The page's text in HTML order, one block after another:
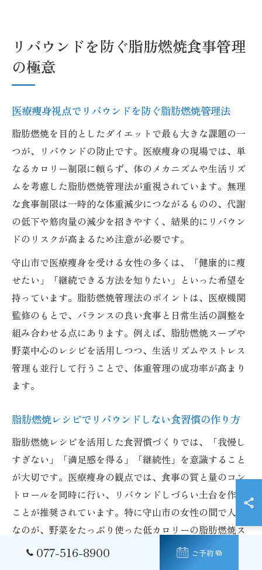
リバウンドを防ぐ脂肪燃焼食事管理
の極意
医療痩身視点でリバウンドを防ぐ脂肪燃焼管理法
脂肪燃焼を目的としたダイエットで最も大きな課題の一
つが、リバウンドの防止です。医療痩身の現場では、単
なるカロリー制限に頼らず、体のメカニズムや生活リズ
ムを考慮した脂肪燃焼管理法が重視されています。無理
な食事制限は一時的な体重減少につながるものの、代謝
の低下や筋肉量の減少を招きやすく、結果的にリバウン
ドのリスクが高まるため注意が必要です。
守山市で医療痩身を受ける女性の多くは、「健康的に痩
せたい」「継続できる方法を知りたい」といった希望を
持っています。脂肪燃焼管理法のポイントは、医療機関
監修のもとで、バランスの良い食事と日常生活の調整を
組み合わせる点にあります。例えば、脂肪燃焼スープや
野菜中心のレシピを活用しつつ、生活リズムやストレス
管理も並行して行うことで、体重管理の成功率が高まり
ます。
脂肪燃焼レシピでリバウンドしない食習慣の作り方
脂肪燃焼レシピを活用した食習慣づくりでは、「我慢し
すぎない」「満足感を得る」「継続性」を意識すること
が大切です。医療痩身の観点では、食事の質と量のコン
トロールを同時に行い、リバウンドしづらい土台を作る
ことが推奨されています。特に守山市の女性の間で人気
なのが、野菜をたっぷり使った低カロリーの脂肪燃焼ス
ープや、きのこ・豆類を取り入れた腹持ちの良いレシピ
077-516-8900 ご予約